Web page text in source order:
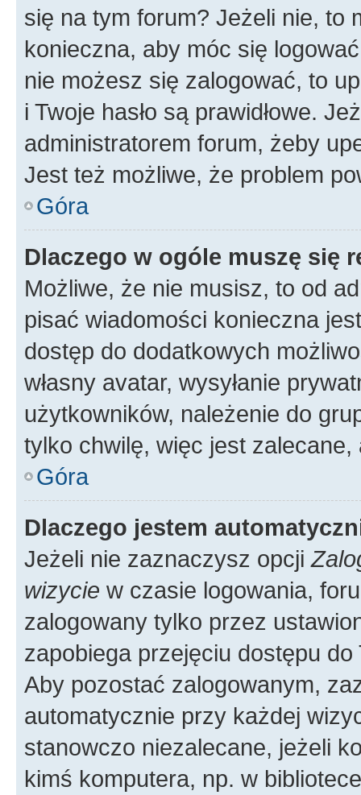
się na tym forum? Jeżeli nie, to
konieczna, aby móc się
nie możesz się zalogować, to
i Twoje hasło są prawidłowe.
administratorem forum, żeby
Jest też możliwe, że problem
Góra
Dlaczego w ogóle muszę się
Możliwe, że nie musisz, to od
pisać wiadomości konieczna
dostęp do dodatkowych
własny avatar, wysyłanie
użytkowników, należenie do
tylko chwilę, więc jest zalecane,
Góra
Dlaczego jestem
Jeżeli nie zaznaczysz opcji
wizycie w czasie logowania,
zalogowany tylko przez
zapobiega przejęciu dostępu
Aby pozostać zalogowanym,
automatycznie przy każdej
stanowczo niezalecane, jeżeli
kimś komputera, np. w